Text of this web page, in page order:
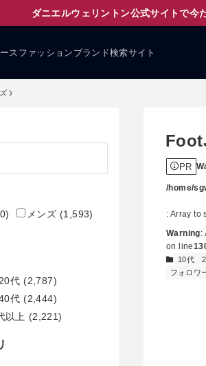
ダニエルウェリントン公式サイトで今
スファッションブランド検索サイト
PR
/home/
: Array to
Warning:
on line
10代
フォロワ
メンズ (1,593)
代 (2,787)
代 (2,444)
以上 (2,221)